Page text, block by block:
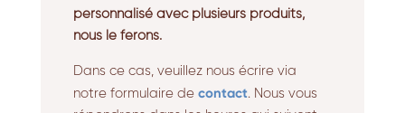
personnalisé avec plusieurs produits,
nous le ferons.
Dans ce cas, veuillez nous écrire via
notre formulaire de contact. Nous vous